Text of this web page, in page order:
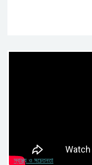
স্বাস্থ্য ও সচেতনতা